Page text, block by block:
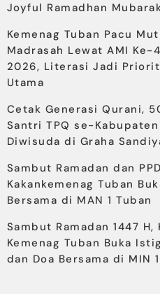
Joyful Ramadhan
Kemenag Tuban Pacu
Madrasah Lewat AMI Ke-
2026, Literasi Jadi
Utama
Cetak Generasi Qurani,
Santri TPQ se-Kabupaten
Diwisuda di Graha
Sambut Ramadan dan
Kakankemenag Tuban
Bersama di MAN 1 Tuban
Sambut Ramadan 1447 H,
Kemenag Tuban Buka
dan Doa Bersama di MIN